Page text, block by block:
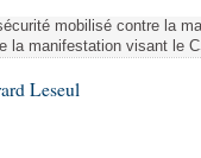
mobilisé contre la
la manifestation visant le
Leseul